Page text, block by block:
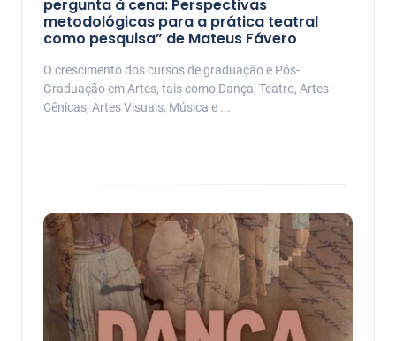
pergunta à cena: Perspectivas
metodológicas para a prática teatral
como pesquisa” de Mateus Fávero
O crescimento dos cursos de graduação e Pós-
Graduação em Artes, tais como Dança, Teatro, Artes
Cênicas, Artes Visuais, Música e ...